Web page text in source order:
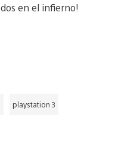
en el infierno!
playstation 3